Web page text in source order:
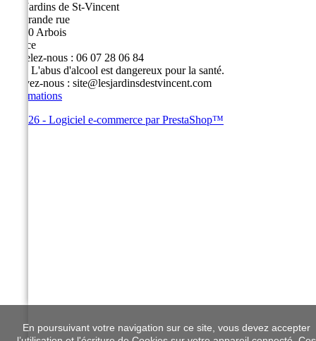
Les Jardins de St-Vincent
49, grande rue
39600 Arbois
France
Appelez-nous : 06 07 28 06 84
L'abus d'alcool est dangereux pour la santé.
Écrivez-nous : site@lesjardinsdestvincent.com
Informations
En poursuivant votre navigation sur ce site, vous devez accepter
© 2026 - Logiciel e-commerce par PrestaShop™